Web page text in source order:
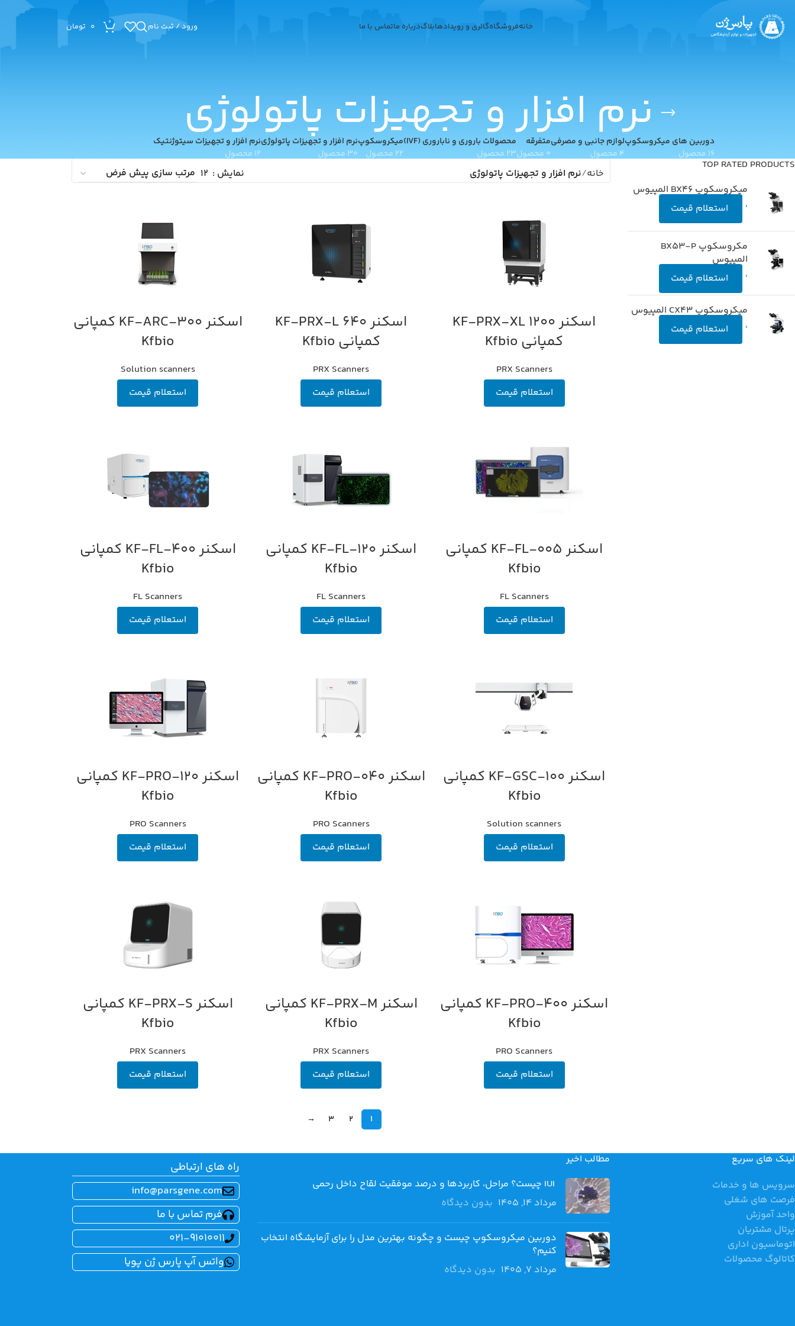
خانهفروشگاهگالری و رویدادهابلاگدرباره ماتماس با ما ورود / ثبت نام 0
0 تومان
نرم افزار و تجهیزات پاتولوژیدوربین های میکروسکوپ
16 محصول
لوازم جانبی و مصرفی
4 محصول
متفرقه
0 محصول
محصولات باروری و ناباروری (IVF)
23 محصول
میکروسکوپ
22 محصول
نرم افزار و تجهیزات پاتولوژی
30 محصول
نرم افزار و تجهیزات سیتوژنتیک
12 محصول
TOP RATED PRODUCTS
میکروسکوپ BX46 المپیوس
'
استعلام قیمت
مکروسکوپ BX53-P
المپیوس
'
استعلام قیمت
میکروسکوپ CX43 المپیوس
'
استعلام قیمت
خانه نرم افزار و تجهیزات پاتولوژی نمایش 12
اطلاعات بیشتر
اسکنر 1200 KF-PRX-XL
کمپانی Kfbio
PRX Scanners
استعلام قیمت
اطلاعات بیشتر
اسکنر 640 KF-PRX-L
کمپانی Kfbio
PRX Scanners
استعلام قیمت
اطلاعات بیشتر
اسکنر KF-ARC-300 کمپانی
Kfbio
Solution scanners
استعلام قیمت
اطلاعات بیشتر
اسکنر KF-FL-005 کمپانی
Kfbio
FL Scanners
استعلام قیمت
اطلاعات بیشتر
اسکنر KF-FL-120 کمپانی
Kfbio
FL Scanners
استعلام قیمت
اطلاعات بیشتر
اسکنر KF-FL-400 کمپانی
Kfbio
FL Scanners
استعلام قیمت
اطلاعات بیشتر
اسکنر KF-GSC-100 کمپانی
Kfbio
Solution scanners
استعلام قیمت
اطلاعات بیشتر
اسکنر KF-PRO-040 کمپانی
Kfbio
PRO Scanners
استعلام قیمت
اطلاعات بیشتر
اسکنر KF-PRO-120 کمپانی
Kfbio
PRO Scanners
استعلام قیمت
اطلاعات بیشتر
اسکنر KF-PRO-400 کمپانی
Kfbio
PRO Scanners
استعلام قیمت
اطلاعات بیشتر
اسکنر KF-PRX-M کمپانی
Kfbio
PRX Scanners
استعلام قیمت
اطلاعات بیشتر
اسکنر KF-PRX-S کمپانی
Kfbio
PRX Scanners
استعلام قیمت
1
2
3
→
لینک های سریع
سرویس ها و خدمات
فرصت های شغلی
واحد آموزش
پرتال مشتریان
اتوماسیون اداری
کاتالوگ محصولات
مطالب اخیر
مرداد 14, 1405
بدون دیدگاه
دوربین میکروسکوپ چیست و چگونه بهترین مدل را برای آزمایشگاه انتخاب
کنیم؟
مرداد 7, 1405
بدون دیدگاه
راه های ارتباطی
info@parsgene.com
فرم تماس با ما
021-91010011
واتس آپ پارس ژن پویا